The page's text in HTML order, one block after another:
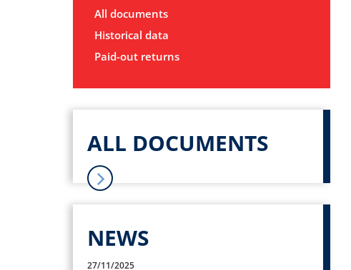
All documents
Historical data
Paid-out returns
ALL DOCUMENTS
NEWS
27/11/2025